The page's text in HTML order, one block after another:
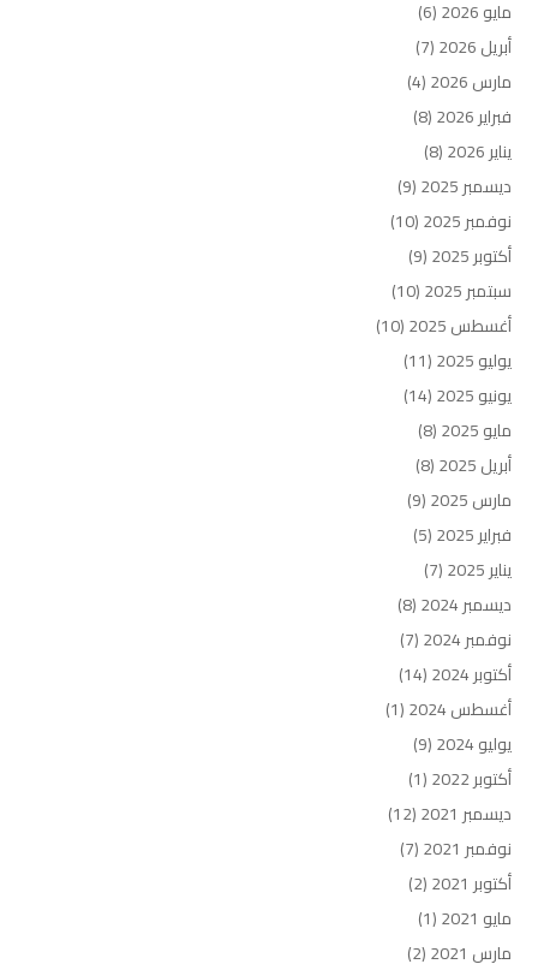
مايو 2026
(6)
أبريل 2026
(7)
مارس 2026
(4)
فبراير 2026
(8)
يناير 2026
(8)
ديسمبر 2025
(9)
نوفمبر 2025
(10)
أكتوبر 2025
(9)
سبتمبر 2025
(10)
أغسطس 2025
(10)
يوليو 2025
(11)
يونيو 2025
(14)
مايو 2025
(8)
أبريل 2025
(8)
مارس 2025
(9)
فبراير 2025
(5)
يناير 2025
(7)
ديسمبر 2024
(8)
نوفمبر 2024
(7)
أكتوبر 2024
(14)
أغسطس 2024
(1)
يوليو 2024
(9)
أكتوبر 2022
(1)
ديسمبر 2021
(12)
نوفمبر 2021
(7)
أكتوبر 2021
(2)
مايو 2021
(1)
مارس 2021
(2)